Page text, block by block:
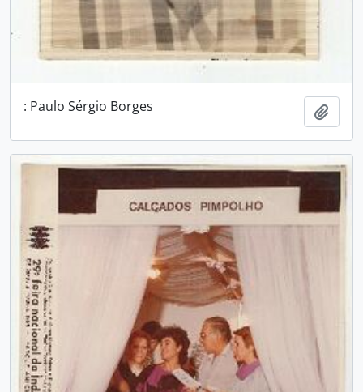
: Paulo Sérgio Borges